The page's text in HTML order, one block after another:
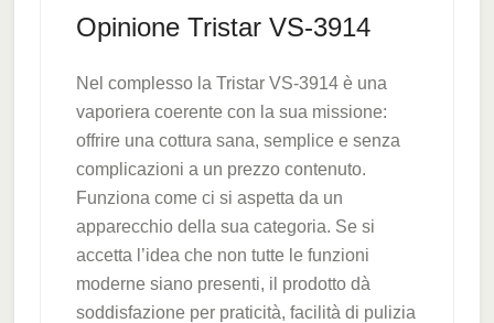
Opinione Tristar VS-3914
Nel complesso la Tristar VS-3914 è una
vaporiera coerente con la sua missione:
offrire una cottura sana, semplice e senza
complicazioni a un prezzo contenuto.
Funziona come ci si aspetta da un
apparecchio della sua categoria. Se si
accetta l’idea che non tutte le funzioni
moderne siano presenti, il prodotto dà
soddisfazione per praticità, facilità di pulizia